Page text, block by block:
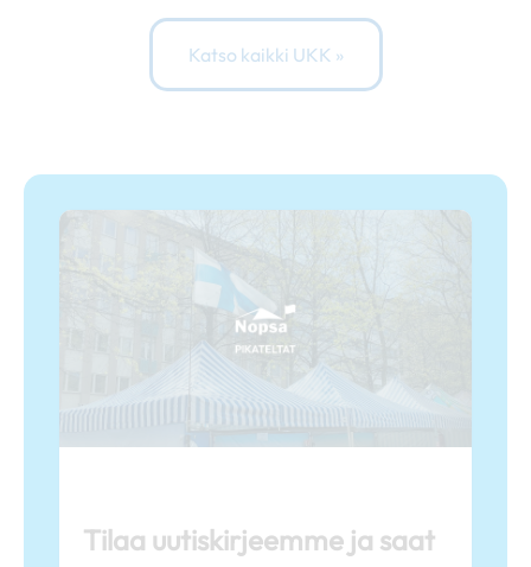
Katso kaikki UKK »
Tilaa uutiskirjeemme ja saat